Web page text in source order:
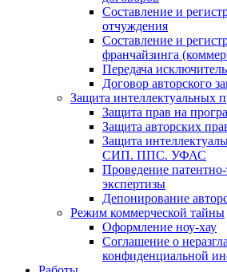
Составление и
отчуждения
Составление и
франчайзинга
Передача
Договор авторского
Защита интеллектуальных
Защита прав на
Защита авторских
Защита
СИП. ППС. УФАС
Проведение
экспертизы
Депонирование
Режим коммерческой тайны
Оформление ноу-хау
Соглашение о
конфиденциальной